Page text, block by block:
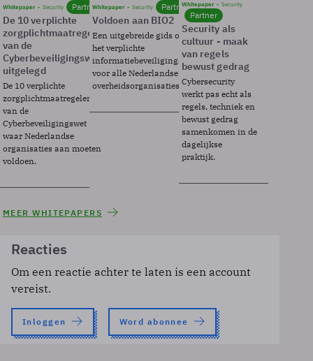
Whitepaper Security Partner
De 10 verplichte
zorgplichtmaatregelen
van de
Cyberbeveiligingswet
uitgelegd
De 10 verplichte
zorgplichtmaatregelen
van de
Cyberbeveiligingswet
waar Nederlandse
organisaties aan moeten
voldoen.
Whitepaper Security Partner
Voldoen aan BIO2
Een uitgebreide gids over BIO2,
het verplichte
informatiebeveiligingsframework
voor alle Nederlandse
overheidsorganisaties.
Whitepaper Security
Partner
Security als
cultuur - maak
van regels
bewust gedrag
Cybersecurity
werkt pas echt als
regels, techniek en
bewust gedrag
samenkomen in de
dagelijkse
praktijk.
MEER WHITEPAPERS
Reacties
Om een reactie achter te laten is een account
vereist.
Inloggen Word abonnee